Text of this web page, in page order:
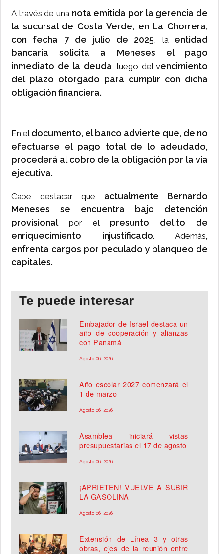
A través de una nota emitida por la gerencia de
la sucursal de Costa Verde, en La Chorrera,
con fecha 7 de julio de 2025, laentidad
bancaria solicita a Meneses el pago
inmediato de la deuda, luego del vencimiento
del plazo otorgado para cumplir con dicha
obligación financiera.
En el documento, el banco advierte que, de no
efectuarse el pago total de lo adeudado,
procederá al cobro de la obligación por la vía
ejecutiva.
Cabe destacar que actualmente Bernardo
Meneses se encuentra bajo detención
provisionalpor el presunto delito de
enriquecimiento injustificado. Además,
enfrenta cargos por peculado y blanqueo de
capitales.
Te puede interesar
Embajador de Israel destaca un
año de cooperación y alianzas
con Panamá
Agosto 06, 2026
Año escolar 2027 comenzará el
1 de marzo
Agosto 06, 2026
Asamblea iniciará vistas
presupuestarias el 17 de agosto
Agosto 06, 2026
¡APRIETEN! VUELVE A SUBIR
LA GASOLINA
Agosto 06, 2026
Extensión de Línea 3 y otras
obras, ejes de la reunión entre